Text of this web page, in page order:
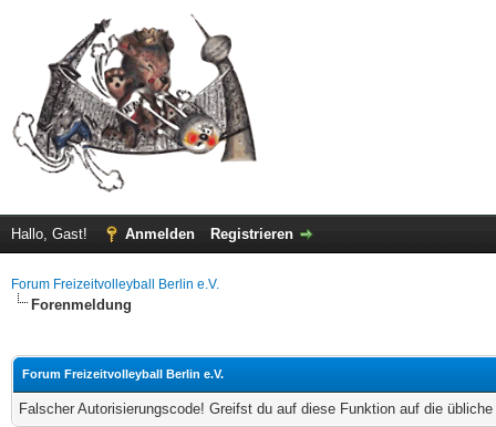
Hallo, Gast! Anmelden Registrieren
Forum Freizeitvolleyball Berlin e.V.
Forenmeldung
Forum Freizeitvolleyball Berlin e.V.
Falscher Autorisierungscode! Greifst du auf diese Funktion auf die